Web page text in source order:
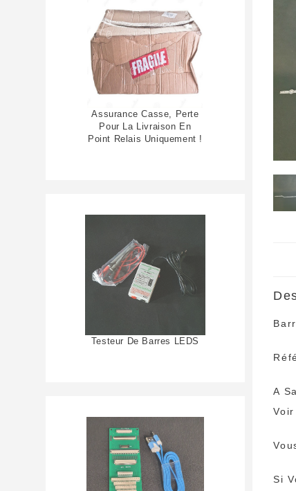
A
Si
Assurance Casse, Perte
Pour La Livraison En
Point Relais Uniquement !
Testeur De Barres LEDS